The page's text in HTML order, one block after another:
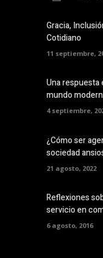
Gracia,
Cotidiano
11 septiembre,
Una respuesta
mundo
4 septiembre,
¿Cómo ser
sociedad
21 agosto, 2022
Reflexiones
servicio en
6 agosto, 2016